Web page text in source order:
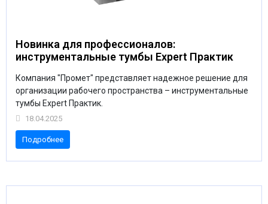
Новинка для профессионалов:
инструментальные тумбы Expert Практик
Компания "Промет" представляет надежное решение для
организации рабочего пространства – инструментальные
тумбы Expert Практик.
18.04.2025
Подробнее